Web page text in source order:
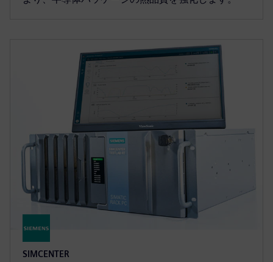
SIMCENTER